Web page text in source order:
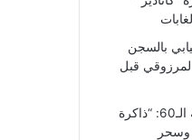
بالسجن
قبل
مهرجان الحمامات الدولي في دورته الـ60: “ذاكرة
وسحر